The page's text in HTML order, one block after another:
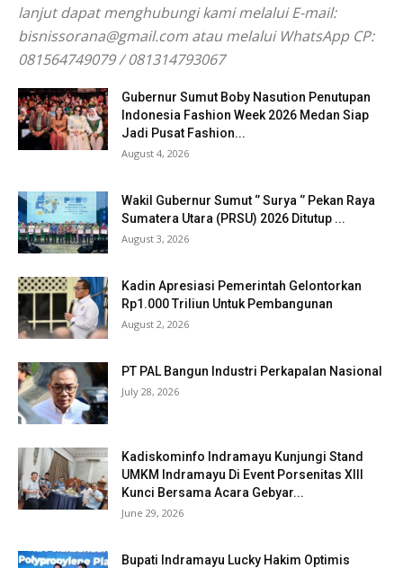
lanjut dapat menghubungi kami melalui E-mail:
bisnissorana@gmail.com atau melalui WhatsApp CP:
081564749079 / 081314793067
Gubernur Sumut Boby Nasution Penutupan
Indonesia Fashion Week 2026 Medan Siap
Jadi Pusat Fashion...
August 4, 2026
Wakil Gubernur Sumut ‘’ Surya ‘’ Pekan Raya
Sumatera Utara (PRSU) 2026 Ditutup ...
August 3, 2026
Kadin Apresiasi Pemerintah Gelontorkan
Rp1.000 Triliun Untuk Pembangunan
August 2, 2026
PT PAL Bangun Industri Perkapalan Nasional
July 28, 2026
Kadiskominfo Indramayu Kunjungi Stand
UMKM Indramayu Di Event Porsenitas XIII
Kunci Bersama Acara Gebyar...
June 29, 2026
Bupati Indramayu Lucky Hakim Optimis